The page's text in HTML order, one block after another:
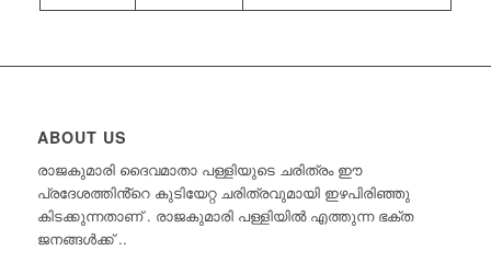
ABOUT US
രാജകുമാരി ദൈവമാതാ പള്ളിയുടെ ചരിത്രം ഈ
പ്രദേശത്തിൻ്റെ കുടിയേറ്റ ചരിത്രവുമായി ഇഴപിരിഞ്ഞു
കിടക്കുന്നതാണ് . രാജകുമാരി പള്ളിയിൽ എത്തുന്ന ഭക്ത
ജനങ്ങൾക്ക്‌ ..